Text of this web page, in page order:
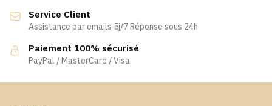
choisies
sur
la
page
Service Client
Assistance par emails 5j/7 Réponse sous 24h
Paiement 100% sécurisé
PayPal / MasterCard / Visa